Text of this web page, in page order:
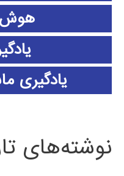
هوش
یادگیری
نوشته‌های